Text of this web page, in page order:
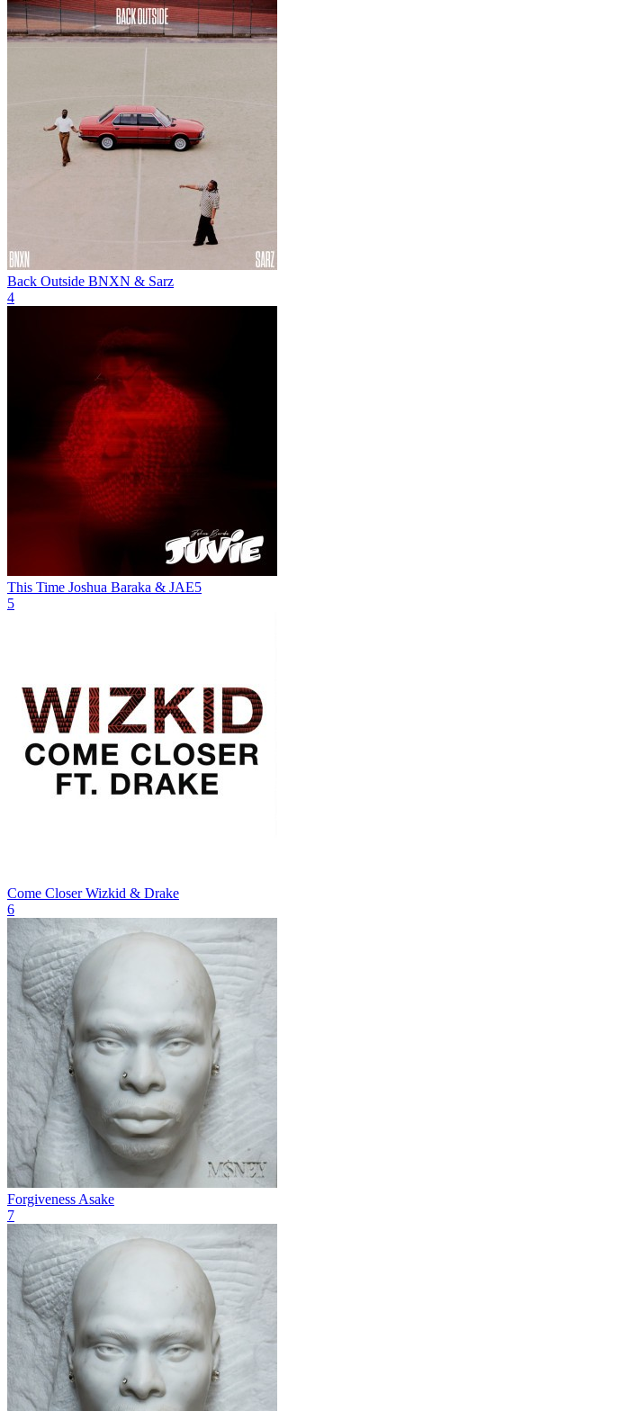
Back Outside BNXN & Sarz
4
This Time Joshua Baraka & JAE5
5
Come Closer Wizkid & Drake
6
Forgiveness Asake
7